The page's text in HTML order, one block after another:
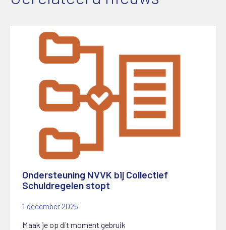
Ondersteuning NVVK bij Collectief
Schuldregelen stopt
1 december 2025
Maak je op dit moment gebruik